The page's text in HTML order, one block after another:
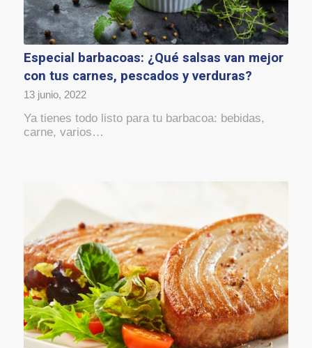
Especial barbacoas: ¿Qué salsas van mejor
con tus carnes, pescados y verduras?
13 junio, 2022
Ya tienes todo listo para tu barbacoa: bebidas,
carne, varios…